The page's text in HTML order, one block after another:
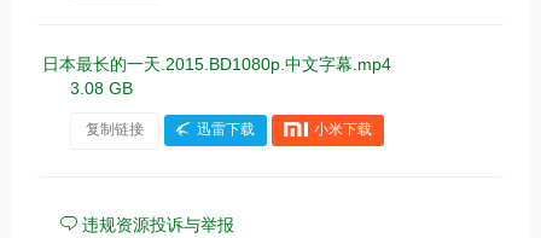
日本最长的一天.2015.BD1080p.中文字幕.mp4
3.08 GB
复制链接 迅雷下载 小米下载
违规资源投诉与举报